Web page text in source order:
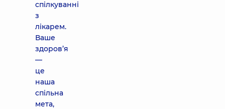
спілкуванні
з
лікарем.
Ваше
здоров’я
—
це
наша
спільна
мета,